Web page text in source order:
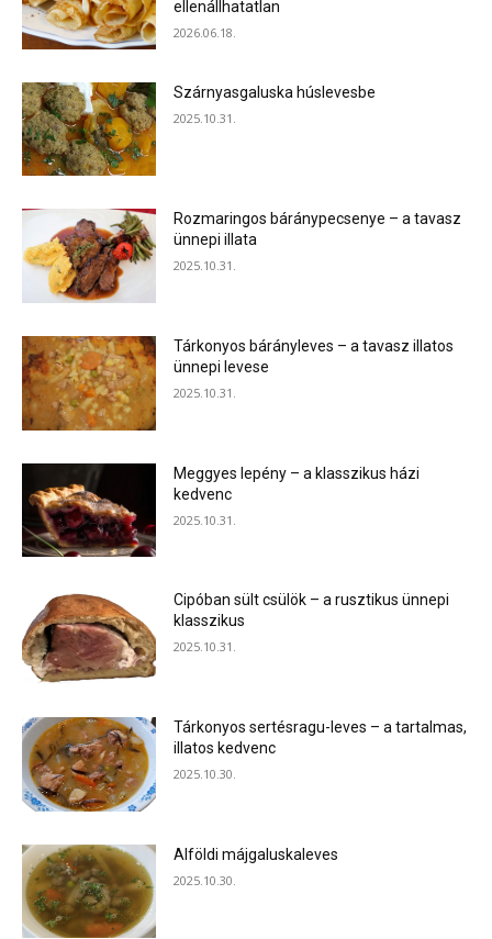
ellenállhatatlan
2026.06.18.
Szárnyasgaluska húslevesbe
2025.10.31.
Rozmaringos báránypecsenye – a tavasz
ünnepi illata
2025.10.31.
Tárkonyos bárányleves – a tavasz illatos
ünnepi levese
2025.10.31.
Meggyes lepény – a klasszikus házi
kedvenc
2025.10.31.
Cipóban sült csülök – a rusztikus ünnepi
klasszikus
2025.10.31.
Tárkonyos sertésragu-leves – a tartalmas,
illatos kedvenc
2025.10.30.
Alföldi májgaluskaleves
2025.10.30.